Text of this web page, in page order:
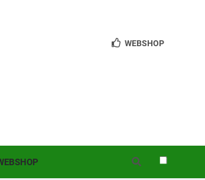
Magyar Kupában
rajtol az Érdi VSE!
lépett pályára Érden
WEBSHOP